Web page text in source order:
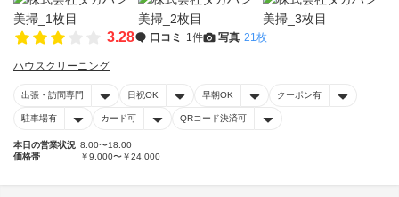
3.28 口コミ 1件 写真 21枚
ハウスクリーニング
出張・訪問専門 日祝OK 早朝OK クーポン有
駐車場有 カード可 QRコード決済可
本日の営業状況 8:00〜18:00
価格帯
￥9,000〜￥24,000